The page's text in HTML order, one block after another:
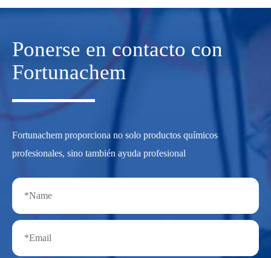
Ponerse en contacto con
Fortunachem
Fortunachem proporciona no solo productos químicos
profesionales, sino también ayuda profesional